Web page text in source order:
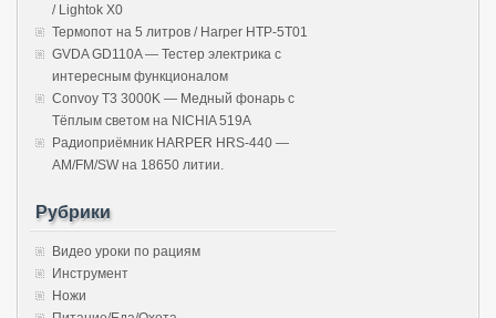
/ Lightok X0
Термопот на 5 литров / Harper HTP-5T01
GVDA GD110A — Тестер электрика с
интересным функционалом
Convoy T3 3000K — Медный фонарь с
Тёплым светом на NICHIA 519A
Радиоприёмник HARPER HRS-440 —
AM/FM/SW на 18650 литии.
Рубрики
Видео уроки по рациям
Инструмент
Ножи